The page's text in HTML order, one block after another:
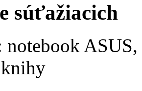
súťažiacich
notebook